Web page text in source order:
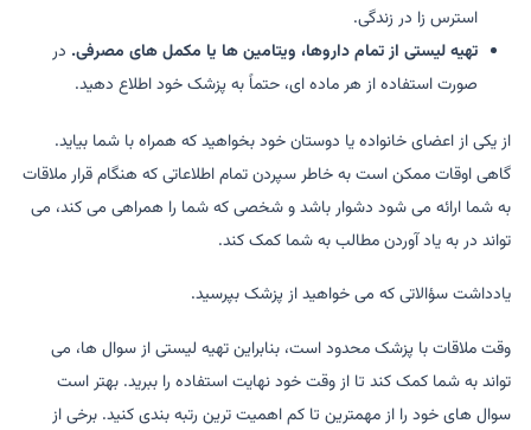
استرس زا در زندگی.
تهیه لیستی از تمام داروها، ویتامین ها یا مکمل های مصرفی. در
صورت استفاده از هر ماده ای، حتماً به پزشک خود اطلاع دهید.
از یکی از اعضای خانواده یا دوستان خود بخواهید که همراه با شما بیاید.
گاهی اوقات ممکن است به خاطر سپردن تمام اطلاعاتی که هنگام قرار ملاقات
به شما ارائه می شود دشوار باشد و شخصی که شما را همراهی می کند، می
تواند در به یاد آوردن مطالب به شما کمک کند.
یادداشت سؤالاتی که می خواهید از پزشک بپرسید.
وقت ملاقات با پزشک محدود است، بنابراین تهیه لیستی از سوال ها، می
تواند به شما کمک کند تا از وقت خود نهایت استفاده را ببرید. بهتر است
سوال های خود را از مهمترین تا کم اهمیت ترین رتبه بندی کنید. برخی از